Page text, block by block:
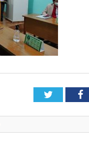
Twitter